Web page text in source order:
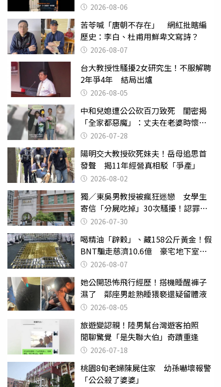
2026-08-06
苦苓喊「唐朝不存在」 網紅批瞎編
歷史：李白、杜甫用鮮卑文寫詩？
2026-08-07
台大教授性騷擾2女研究生！不服解聘
2年爭4年 結局出爐
2026-08-05
中和兒媳遭公公砍百刀致死 閨密揭
「全家都惡魔」：丈夫在老婆時懷孕
摔東西
2026-07-28
陽明交大教授砍死妹夫！岳母追思首
發聲 揭11年經營真相駁「爭產」
2026-08-02
獨／東吳男教授被瘋狂迷戀 女學生
寄信「分屍吃掉」30次騷擾！認罪免
關 2026-07-30
喝精油「辟穀」、藏158公斤黃金！假
BNT騙走慈濟10.6億 豪宅地下室竟
挖出乾鮑金庫
2026-08-07
她公開恐怖飛行經歷！搭機睡醒褲子
濕了 鄰座男趁熟睡猥褻還疑留體液
2026-08-05
旅遊變認親！陸男幫台灣遊客拍照
閒聊驚覺「是失聯大伯」奇蹟重逢
2026-07-18
桃園8旬老婦陳屍住家 幼孫嚇壞報警
「公公殺了婆婆」